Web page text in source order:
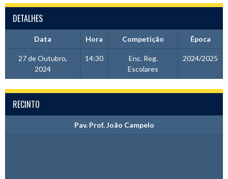
DETALHES
Data Hora Competição Época
27 de Outubro,
2024
14:30
Enc. Reg.
Escolares
2024/2025
RECINTO
Pav. Prof. João Campelo